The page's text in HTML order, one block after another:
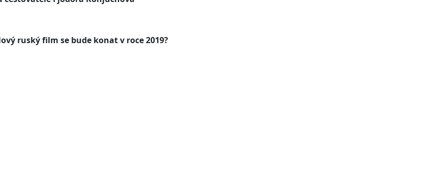
ruský film se bude konat v roce 2019?